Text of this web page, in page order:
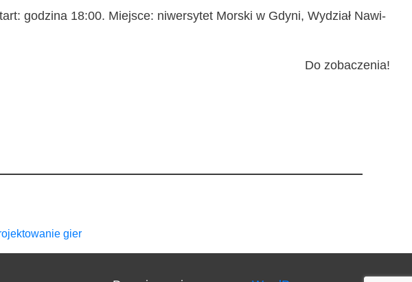
godzi­na 18:00. Miej­sce: niwer­sy­tet Mor­ski w Gdy­ni, Wydział Nawi­
Do zoba­cze­nia!
gier